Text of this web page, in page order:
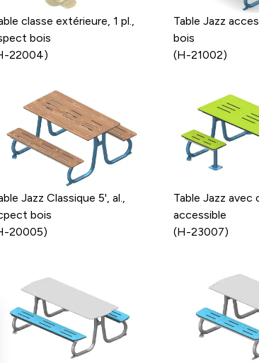
classe extérieure, 1 pl.,
bois
22004)
Table Jazz
bois
(H-21002)
Jazz Classique 5', al.,
bois
20005)
Table Jazz avec
accessible
(H-23007)